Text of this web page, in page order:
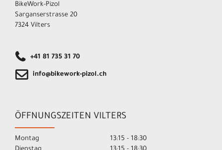
BikeWork-Pizol
Sarganserstrasse 20
7324 Vilters
+41 81 735 31 70
info@bikework-pizol.ch
ÖFFNUNGSZEITEN VILTERS
Montag
13:15 - 18:30